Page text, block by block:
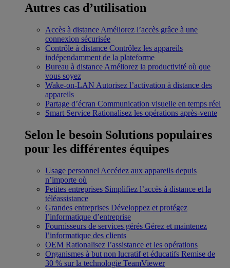
Autres cas d’utilisation
Accès à distance Améliorez l’accès grâce à une
connexion sécurisée
Contrôle à distance Contrôlez les appareils
indépendamment de la plateforme
Bureau à distance Améliorez la productivité où que
vous soyez
Wake-on-LAN Autorisez l’activation à distance des
appareils
Partage d’écran Communication visuelle en temps réel
Smart Service Rationalisez les opérations après-vente
Selon le besoin Solutions populaires
pour les différentes équipes
Usage personnel Accédez aux appareils depuis
n’importe où
Petites entreprises Simplifiez l’accès à distance et la
téléassistance
Grandes entreprises Développez et protégez
l’informatique d’entreprise
Fournisseurs de services gérés Gérez et maintenez
l’informatique des clients
OEM Rationalisez l’assistance et les opérations
Organismes à but non lucratif et éducatifs Remise de
30 % sur la technologie TeamViewer